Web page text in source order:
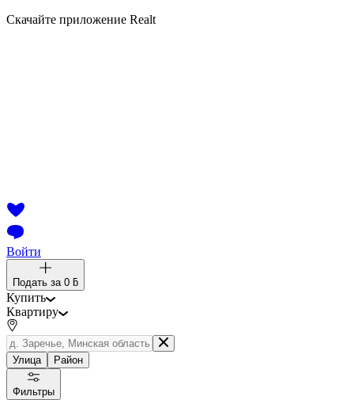
Скачайте приложение Realt
Войти
Подать за 0 ƃ
Купить
Квартиру
Улица Район
Фильтры